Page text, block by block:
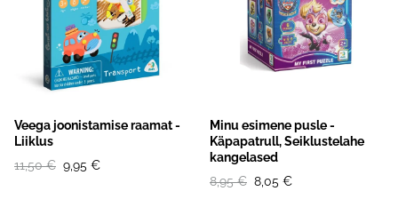
Veega joonistamise raamat -
Liiklus
11,50 € 9,95 €
Minu esimene pusle -
Käpapatrull, Seiklustelahe
kangelased
8,95 € 8,05 €